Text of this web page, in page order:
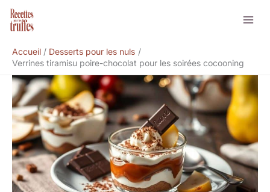
Aller
Accueil
Desserts pour les nuls
Verrines tiramisu poire-chocolat pour les soirées cocooning
Rechercher